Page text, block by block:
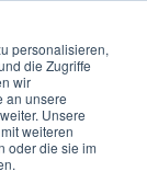
personalisieren,
die Zugriffe
wir
an unsere
Unsere
weiteren
oder die sie imZurück